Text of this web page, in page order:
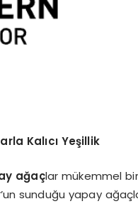
Kalıcı Yeşillik
ağaçlar mükemmel
’un sunduğu yapay